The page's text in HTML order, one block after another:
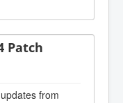
Patch
from